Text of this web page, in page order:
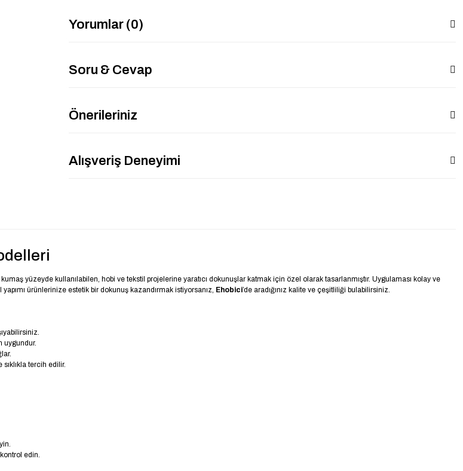
Yorumlar (0)
Soru & Cevap
Önerileriniz
Alışveriş Deneyimi
yüzeyde kullanılabilen, hobi ve tekstil projelerine yaratıcı dokunuşlar katmak için özel olarak tasarlanmıştır. Uygulaması kolay ve
ürünlerinize estetik bir dokunuş kazandırmak istiyorsanız, Ehobici’de aradığınız kalite ve çeşitliliği bulabilirsiniz.
uygundur.
sıklıkla tercih edilir.
edin.